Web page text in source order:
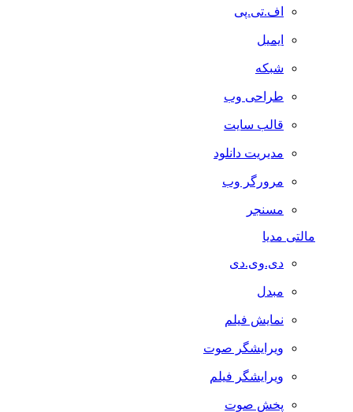
اف.تی.پی
ایمیل
شبکه
طراحی وب
قالب سایت
مدیریت دانلود
مرورگر وب
مسنجر
مالتی مدیا
دی.وی.دی
مبدل
نمایش فیلم
ویرایشگر صوت
ویرایشگر فیلم
پخش صوت